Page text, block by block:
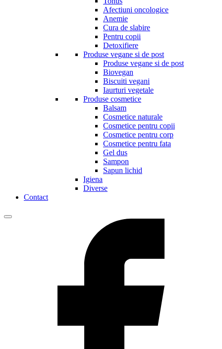
Afectiuni oncologice
Anemie
Cura de slabire
Pentru copii
Detoxifiere
Produse vegane si de post
Produse vegane si de post
Biovegan
Biscuiti vegani
Iaurturi vegetale
Produse cosmetice
Balsam
Cosmetice naturale
Cosmetice pentru copii
Cosmetice pentru corp
Cosmetice pentru fata
Gel dus
Sampon
Sapun lichid
Igiena
Diverse
Contact